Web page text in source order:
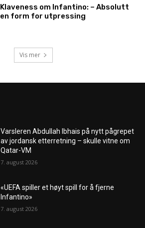
Klaveness om Infantino: – Absolutt
en form for utpressing
Vis mer
Varsleren Abdullah Ibhais på nytt pågrepet
av jordansk etterretning – skulle vitne om
Qatar-VM
7. august 2026
«UEFA spiller et høyt spill for å fjerne
Infantino»
7. august 2026